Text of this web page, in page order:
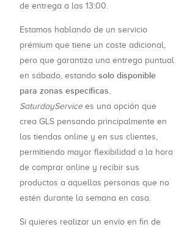
de entrega a las 13:00.
Estamos hablando de un servicio
prémium que tiene un coste adicional,
pero que garantiza una entrega puntual
en sábado, estando solo disponible
para zonas específicas
SaturdayServicees una opción que
crea GLS pensando principalmente en
las tiendas online y en sus clientes,
permitiendo mayor flexibilidad a la hora
de comprar online y recibir sus
productos a aquellas personas que no
estén durante la semana en casa.
Si quieres realizar un envío en fin de